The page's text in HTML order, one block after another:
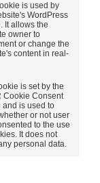
is used by
WordPress
It allows the
owner to
or change the
content in real-
is set by the
Cookie Consent
and is used to
or not user
to the use
It does not
personal data.